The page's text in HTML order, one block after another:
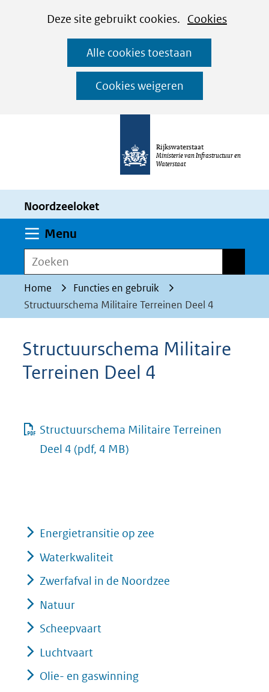
CookiesDeze site gebruikt cookies. Cookies
worden
toegestaan
geweigerd.
Alle cookies toestaan
Cookies weigeren
Ga
naar
de
inhoud
Rijkswaterstaat
Ministerie van Infrastructuur en
Waterstaat
Noordzeeloket
Menu
Zoeken
Home
Functies en gebruik
Structuurschema Militaire Terreinen Deel 4
Structuurschema Militaire
Terreinen Deel 4
Structuurschema Militaire Terreinen
Deel 4 (pdf, 4 MB)
Energietransitie op zee
Waterkwaliteit
Zwerfafval in de Noordzee
Natuur
Scheepvaart
Luchtvaart
Olie- en gaswinning